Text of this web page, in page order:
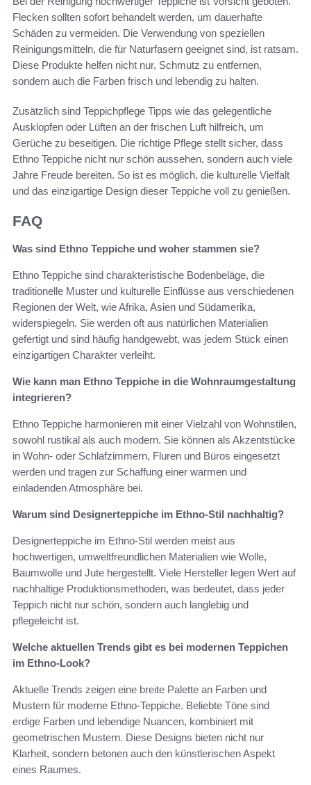
Flecken sollten sofort behandelt werden, um dauerhafte
Schäden zu vermeiden. Die Verwendung von speziellen
Reinigungsmitteln, die für Naturfasern geeignet sind, ist ratsam.
Diese Produkte helfen nicht nur, Schmutz zu entfernen,
sondern auch die Farben frisch und lebendig zu halten.
Zusätzlich sind Teppichpflege Tipps wie das gelegentliche
Ausklopfen oder Lüften an der frischen Luft hilfreich, um
Gerüche zu beseitigen. Die richtige Pflege stellt sicher, dass
Ethno Teppiche nicht nur schön aussehen, sondern auch viele
Jahre Freude bereiten. So ist es möglich, die kulturelle Vielfalt
und das einzigartige Design dieser Teppiche voll zu genießen.
FAQ
Was sind Ethno Teppiche und woher stammen sie?
Ethno Teppiche sind charakteristische Bodenbeläge, die
traditionelle Muster und kulturelle Einflüsse aus verschiedenen
Regionen der Welt, wie Afrika, Asien und Südamerika,
widerspiegeln. Sie werden oft aus natürlichen Materialien
gefertigt und sind häufig handgewebt, was jedem Stück einen
einzigartigen Charakter verleiht.
Wie kann man Ethno Teppiche in die Wohnraumgestaltung
integrieren?
Ethno Teppiche harmonieren mit einer Vielzahl von Wohnstilen,
sowohl rustikal als auch modern. Sie können als Akzentstücke
in Wohn- oder Schlafzimmern, Fluren und Büros eingesetzt
werden und tragen zur Schaffung einer warmen und
einladenden Atmosphäre bei.
Warum sind Designerteppiche im Ethno-Stil nachhaltig?
Designerteppiche im Ethno-Stil werden meist aus
hochwertigen, umweltfreundlichen Materialien wie Wolle,
Baumwolle und Jute hergestellt. Viele Hersteller legen Wert auf
nachhaltige Produktionsmethoden, was bedeutet, dass jeder
Teppich nicht nur schön, sondern auch langlebig und
pflegeleicht ist.
Welche aktuellen Trends gibt es bei modernen Teppichen
im Ethno-Look?
Aktuelle Trends zeigen eine breite Palette an Farben und
Mustern für moderne Ethno-Teppiche. Beliebte Töne sind
erdige Farben und lebendige Nuancen, kombiniert mit
geometrischen Mustern. Diese Designs bieten nicht nur
Klarheit, sondern betonen auch den künstlerischen Aspekt
eines Raumes.